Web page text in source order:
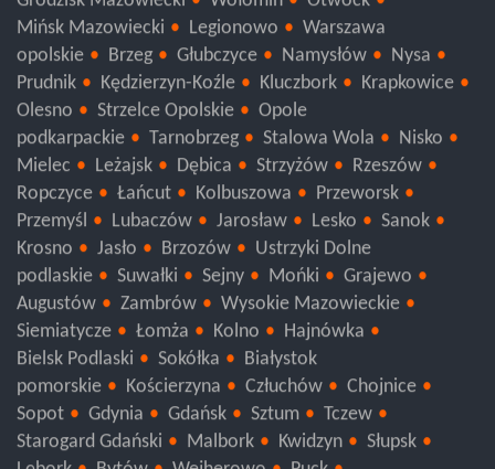
Grodzisk Mazowiecki
Wołomin
Otwock
Mińsk Mazowiecki
Legionowo
Warszawa
opolskie
Brzeg Głubczyce Namysłów
Nysa
Prudnik
Kędzierzyn-Koźle Kluczbork
Krapkowice
Olesno
Strzelce Opolskie
Opole
podkarpackie
Tarnobrzeg Stalowa Wola
Nisko
Mielec
Leżajsk Dębica Strzyżów
Rzeszów
Ropczyce
Łańcut Kolbuszowa
Przeworsk
Przemyśl
Lubaczów Jarosław Lesko
Sanok
Krosno
Jasło Brzozów
Ustrzyki Dolne
podlaskie
Suwałki Sejny Mońki
Grajewo
Augustów
Zambrów
Wysokie Mazowieckie
Siemiatycze
Łomża Kolno
Hajnówka
Bielsk Podlaski
Sokółka
Białystok
pomorskie
Kościerzyna Człuchów
Chojnice
Sopot
Gdynia Gdańsk Sztum
Tczew
Starogard Gdański
Malbork Kwidzyn
Słupsk